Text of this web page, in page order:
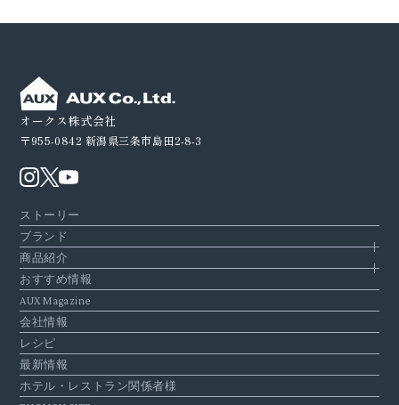
オークス株式会社
〒955-0842 新潟県三条市島田2-8-3
ストーリー
ブランド
商品紹介
おすすめ情報
AUX Magazine
会社情報
レシピ
最新情報
ホテル・レストラン関係者様